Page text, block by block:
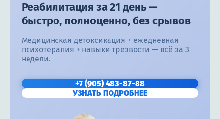
Реабилитация за 21 день —
быстро, полноценно, без срывов
Медицинская детоксикация + ежедневная
психотерапия + навыки трезвости — всё за 3
недели.
+7 (905) 483-87-88
УЗНАТЬ ПОДРОБНЕЕ